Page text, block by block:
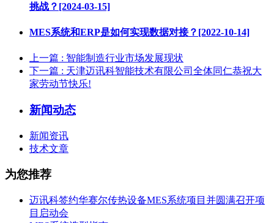
挑战？[2024-03-15]
MES系统和ERP是如何实现数据对接？[2022-10-14]
上一篇 : 智能制造行业市场发展现状
下一篇 : 天津迈讯科智能技术有限公司全体同仁恭祝大
家劳动节快乐!
新闻动态
新闻资讯
技术文章
为您推荐
迈讯科签约华赛尔传热设备MES系统项目并圆满召开项
目启动会